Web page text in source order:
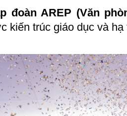
đoàn AREP (Văn
kiến trúc giáo dục và